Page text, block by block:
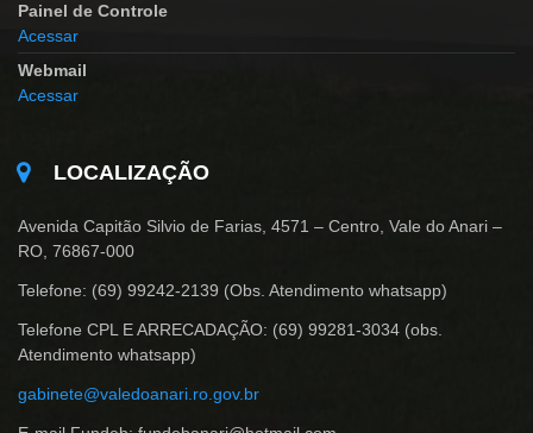
Painel de Controle
Acessar
Webmail
Acessar
LOCALIZAÇÃO
Avenida Capitão Silvio de Farias, 4571 – Centro, Vale do Anari –
RO, 76867-000
Telefone: (69) 99242-2139 (Obs. Atendimento whatsapp)
Telefone CPL E ARRECADAÇÃO: (69) 99281-3034 (obs.
Atendimento whatsapp)
gabinete@valedoanari.ro.gov.br